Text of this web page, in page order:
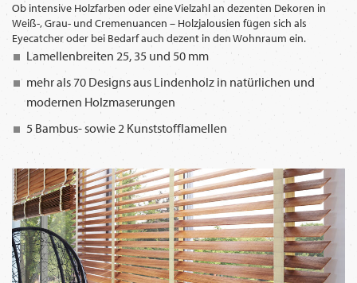
Ob intensive Holzfarben oder eine Vielzahl an dezenten Dekoren in
Weiß-, Grau- und Cremenuancen – Holzjalousien fügen sich als
Eyecatcher oder bei Bedarf auch dezent in den Wohnraum ein.
Lamellenbreiten 25, 35 und 50 mm
mehr als 70 Designs aus Lindenholz in natürlichen und
modernen Holzmaserungen
5 Bambus- sowie 2 Kunststofflamellen